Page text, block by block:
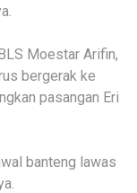
Moestar Arifin,
bergerak ke
pasangan Eri
banteng lawas